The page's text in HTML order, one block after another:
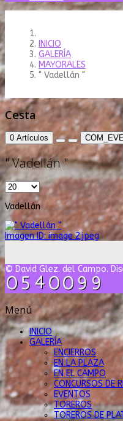
INICIO
GALERÍA
MAYORALES
" Vadellán "
Cesta
0 Artículos
" Vadellán "
Vadellán
Imagen ID: image 2.jpeg
© David Glez. del Campo.
Menú
INICIO
GALERÍA
ENCIERROS
EN LA PLAZA
EN EL CAMPO
CONCURSOS DE
EVENTOS
TOREROS
TOREROS DE